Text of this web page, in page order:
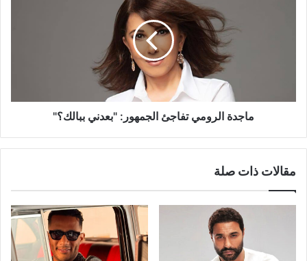
ماجدة الرومي تفاجئ الجمهور: "بعدني ببالك؟"
مقالات ذات صلة